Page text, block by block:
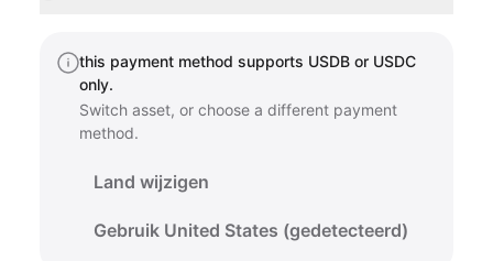
this payment method supports USDB or USDC
only.
Switch asset, or choose a different payment
method.
Land wijzigen
Gebruik United States (gedetecteerd)